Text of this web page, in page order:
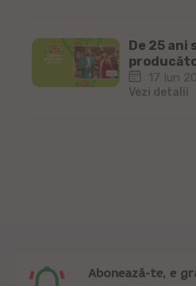
De 25 ani
17 Iun
Vezi detalii
Abonează-te, e